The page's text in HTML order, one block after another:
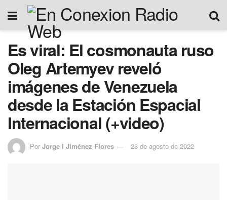
Es viral: El cosmonauta ruso
Oleg Artemyev reveló
imágenes de Venezuela
desde la Estación Espacial
Internacional (+video)
Por Jorge I Jiménez Flores 23 de agosto de 2022